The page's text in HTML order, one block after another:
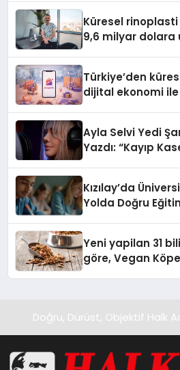
Küresel rinoplasti
9,6 milyar dolara
Türkiye’den
dijital ekonomi
Ayla Selvi Yedi
Yazdı: “Kayıp
Kızılay’da
Yolda Doğru
Yeni yapilan 31
göre, Vegan
Doğru, Dürüst, Objektif Halk